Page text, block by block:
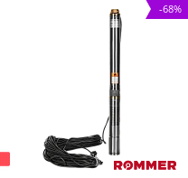
-68%